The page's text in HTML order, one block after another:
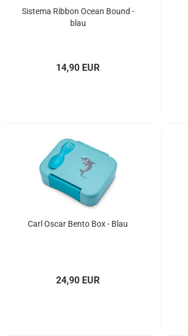
Sistema Ribbon Ocean Bound -
blau
14,90 EUR
Carl Oscar Bento Box - Blau
24,90 EUR